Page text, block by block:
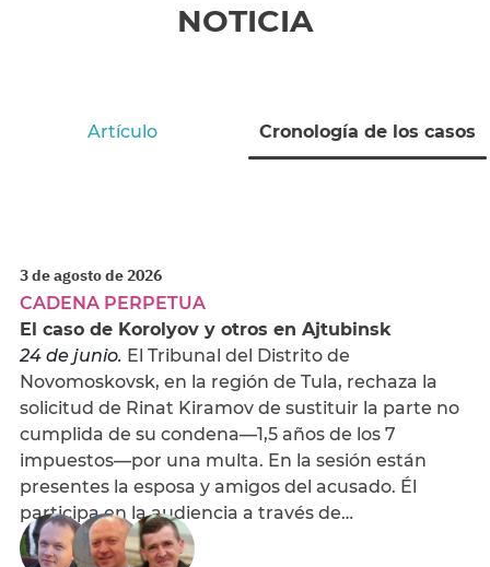
NOTICIA
Artículo Cronología de los casos
3 de agosto de 2026
CADENA PERPETUA
El caso de Korolyov y otros en Ajtubinsk
24 de junio. El Tribunal del Distrito de
Novomoskovsk, en la región de Tula, rechaza la
solicitud de Rinat Kiramov de sustituir la parte no
cumplida de su condena—1,5 años de los 7
impuestos—por una multa. En la sesión están
presentes la esposa y amigos del acusado. Él
participa en la audiencia a través de…